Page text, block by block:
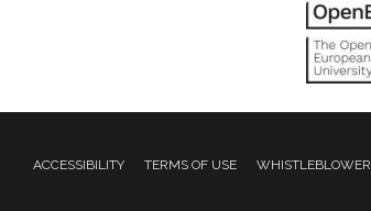
ACCESSIBILITY TERMS OF USE WHISTLEBLOWER